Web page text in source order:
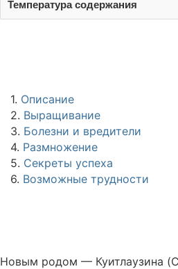
Температура содержания
1. Описание
2. Выращивание
3. Болезни и вредители
4. Размножение
5. Секреты успеха
6. Возможные трудности
Новым родом — Куитлаузина